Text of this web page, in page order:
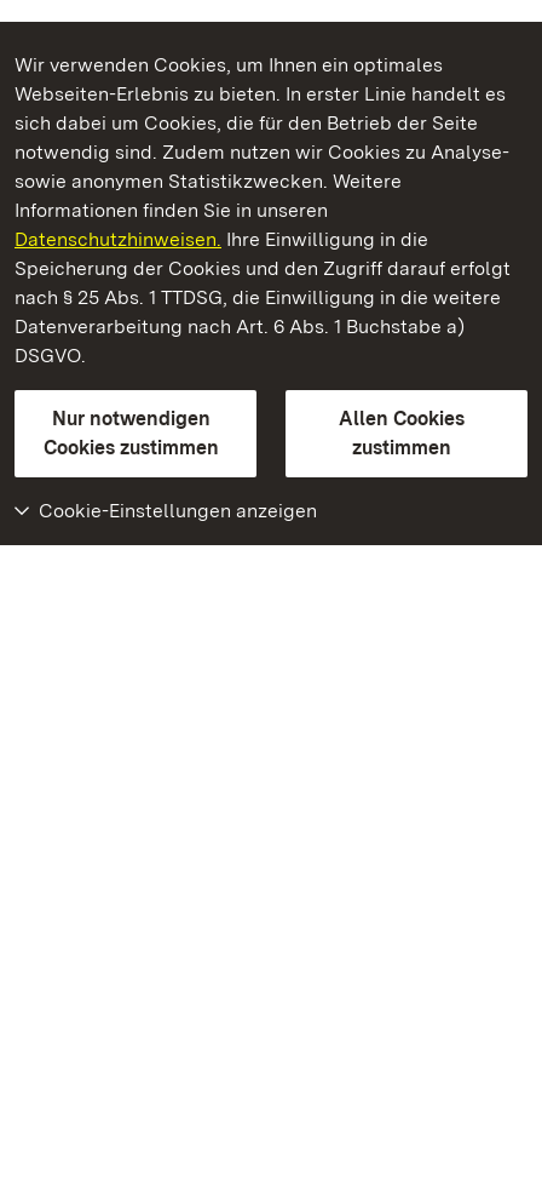
Wir verwenden Cookies, um Ihnen ein optimales
Webseiten-Erlebnis zu bieten. In erster Linie handelt es
sich dabei um Cookies, die für den Betrieb der Seite
notwendig sind. Zudem nutzen wir Cookies zu Analyse-
sowie anonymen Statistikzwecken. Weitere
Informationen finden Sie in unseren
Datenschutzhinweisen. Ihre Einwilligung in die
Speicherung der Cookies und den Zugriff darauf erfolgt
nach § 25 Abs. 1 TTDSG, die Einwilligung in die weitere
Datenverarbeitung nach Art. 6 Abs. 1 Buchstabe a)
DSGVO.
Nur notwendigen
Cookies zustimmen
Allen Cookies
zustimmen
Cookie-Einstellungen anzeigen
Kommen. Staunen. Genießen.
Staatliche Schlösser und Gärten Baden‑Württemberg
Staatliche Schlösser und Gärten Baden-Württemberg
Kontakt
GebärdenspracheLeichte Sprache
Erklärung zur Barrierefreiheit
BITV-konform (geprüfte Seiten)
Weiteres